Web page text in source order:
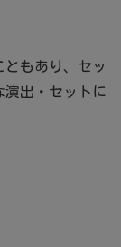
もあり、セッ
演出・セットに